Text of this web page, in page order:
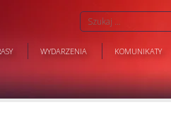
WYDARZENIA KOMUNIKATY